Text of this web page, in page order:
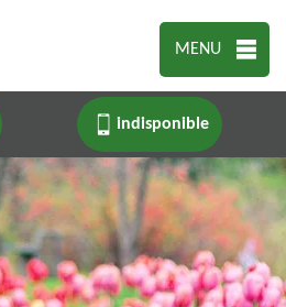
MENU
indisponible